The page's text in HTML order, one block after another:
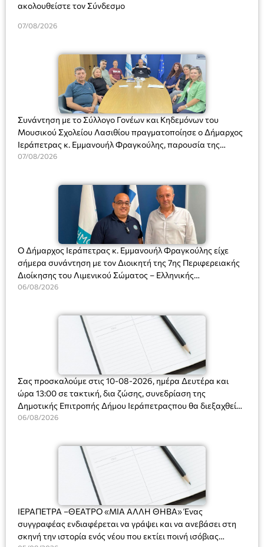
ακολουθείστε τον Σύνδεσμο
07/08/2026
Συνάντηση με το Σύλλογο Γονέων και Κηδεμόνων του
Μουσικού Σχολείου Λασιθίου πραγματοποίησε ο Δήμαρχος
Ιεράπετρας κ. Εμμανουήλ Φραγκούλης, παρουσία της
Διευθύντριας του σχολείου κας Μαριάννας Χαΐτα.
07/08/2026
Ο Δήμαρχος Ιεράπετρας κ. Εμμανουήλ Φραγκούλης είχε
σήμερα συνάντηση με τον Διοικητή της 7ης Περιφερειακής
Διοίκησης του Λιμενικού Σώματος – Ελληνικής
Ακτοφυλακής (Λ.Σ.-ΕΛ.ΑΚΤ.), Αρχιπλοίαρχο Λ.Σ. κ. Ιωάννη
06/08/2026
Σας προσκαλούμε στις 10-08-2026, ημέρα Δευτέρα και
ώρα 13:00 σε τακτική, δια ζώσης, συνεδρίαση της
Δημοτικής Επιτροπής Δήμου Ιεράπετραςπου θα διεξαχθεί
στο Δημοτικό Κατάστημα, Δημοκρατίας 31 στην αίθουσα
και λήψη αποφάσεων στα παρακάτω θέματα:
06/08/2026
ΙΕΡΑΠΕΤΡΑ –ΘΕΑΤΡΟ «ΜΙΑ ΑΛΛΗ ΘΗΒΑ» Ένας
συγγραφέας ενδιαφέρεται να γράψει και να ανεβάσει στη
σκηνή την ιστορία ενός νέου που εκτίει ποινή ισόβιας